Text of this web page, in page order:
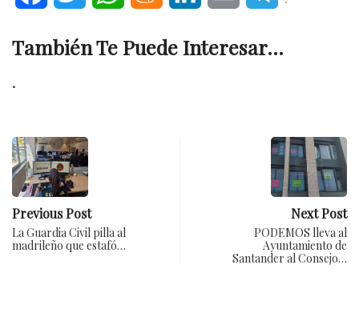
También Te Puede Interesar...
.
Previous Post
La Guardia Civil pilla al
madrileño que estafó…
Next Post
PODEMOS lleva al
Ayuntamiento de
Santander al Consejo…